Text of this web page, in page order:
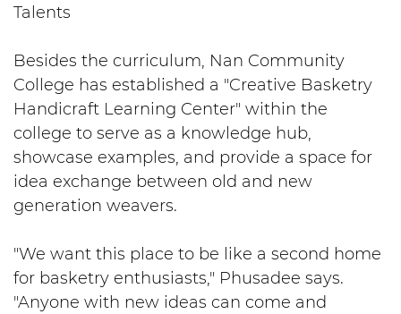
Talents
Besides the curriculum, Nan Community
College has established a "Creative Basketry
Handicraft Learning Center" within the
college to serve as a knowledge hub,
showcase examples, and provide a space for
idea exchange between old and new
generation weavers.
"We want this place to be like a second home
for basketry enthusiasts," Phusadee says.
"Anyone with new ideas can come and